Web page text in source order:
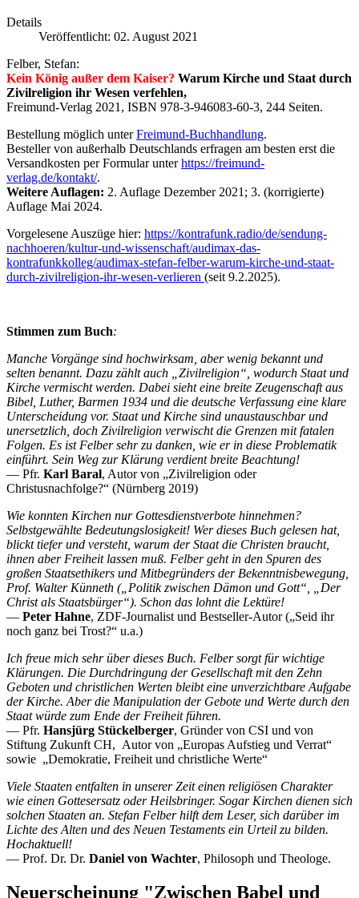
Details
Veröffentlicht: 02. August 2021
Felber, Stefan:
Kein König außer dem Kaiser? Warum Kirche und Staat durch
Zivilreligion ihr Wesen verfehlen,
Freimund-Verlag 2021, ISBN 978-3-946083-60-3, 244 Seiten.
Bestellung möglich unterFreimund-Buchhandlung.
Besteller von außerhalb Deutschlands erfragen am besten erst die
Versandkosten per Formular unterhttps://freimund-
verlag.de/kontakt/.
Weitere Auflagen: 2. Auflage Dezember 2021; 3. (korrigierte)
Auflage Mai 2024.
Vorgelesene Auszüge hier: https://kontrafunk.radio/de/sendung-
nachhoeren/kultur-und-wissenschaft/audimax-das-
kontrafunkkolleg/audimax-stefan-felber-warum-kirche-und-staat-
durch-zivilreligion-ihr-wesen-verlieren (seit 9.2.2025).
Stimmen zum Buch:
Manche Vorgänge sind hochwirksam, aber wenig bekannt und
selten benannt. Dazu zählt auch „Zivilreligion“, wodurch Staat und
Kirche vermischt werden. Dabei sieht eine breite Zeugenschaft aus
Bibel, Luther, Barmen 1934 und die deutsche Verfassung eine klare
Unterscheidung vor. Staat und Kirche sind unaustauschbar und
unersetzlich, doch Zivilreligion verwischt die Grenzen mit fatalen
Folgen. Es ist Felber sehr zu danken, wie er in diese Problematik
einführt. Sein Weg zur Klärung verdient breite Beachtung!
–– Pfr. Karl Baral, Autor von „Zivilreligion oder
Christusnachfolge?“ (Nürnberg 2019)
Wie konnten Kirchen nur Gottesdienstverbote hinnehmen?
Selbstgewählte Bedeutungslosigkeit! Wer dieses Buch gelesen hat,
blickt tiefer und versteht, warum der Staat die Christen braucht,
ihnen aber Freiheit lassen muß. Felber geht in den Spuren des
großen Staatsethikers und Mitbegründers der Bekenntnisbewegung,
Prof. Walter Künneth („Politik zwischen Dämon und Gott“, „Der
Christ als Staatsbürger“). Schon das lohnt die Lektüre!
–– Peter Hahne, ZDF-Journalist und Bestseller-Autor („Seid ihr
noch ganz bei Trost?“ u.a.)
Ich freue mich sehr über dieses Buch. Felber sorgt für wichtige
Klärungen. Die Durchdringung der Gesellschaft mit den Zehn
Geboten und christlichen Werten bleibt eine unverzichtbare Aufgabe
der Kirche. Aber die Manipulation der Gebote und Werte durch den
Staat würde zum Ende der Freiheit führen.
–– Pfr. Hansjürg Stückelberger, Gründer von CSI und von
Stiftung Zukunft CH, Autor von „Europas Aufstieg und Verrat“
sowie „Demokratie, Freiheit und christliche Werte“
Viele Staaten entfalten in unserer Zeit einen religiösen Charakter
wie einen Gottesersatz oder Heilsbringer. Sogar Kirchen dienen sich
solchen Staaten an. Stefan Felber hilft dem Leser, sich darüber im
Lichte des Alten und des Neuen Testaments ein Urteil zu bilden.
Hochaktuell!
–– Prof. Dr. Dr. Daniel von Wachter, Philosoph und Theologe.
Neuerscheinung "Zwischen Babel und